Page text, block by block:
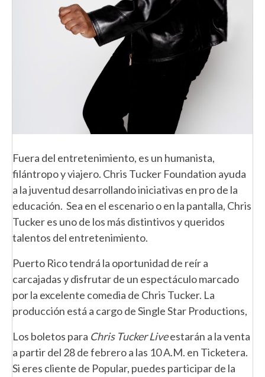
Fuera del entretenimiento, es un humanista,
filántropo y viajero. Chris Tucker Foundation ayuda
a la juventud desarrollando iniciativas en pro de la
educación. Sea en el escenario o en la pantalla, Chris
Tucker es uno de los más distintivos y queridos
talentos del entretenimiento.
Puerto Rico tendrá la oportunidad de reír a
carcajadas y disfrutar de un espectáculo marcado
por la excelente comedia de Chris Tucker. La
producción está a cargo de Single Star Productions,
Los boletos para Chris Tucker Liveestarán a la venta
a partir del 28 de febrero a las 10 A.M. en Ticketera.
Si eres cliente de Popular, puedes participar de la